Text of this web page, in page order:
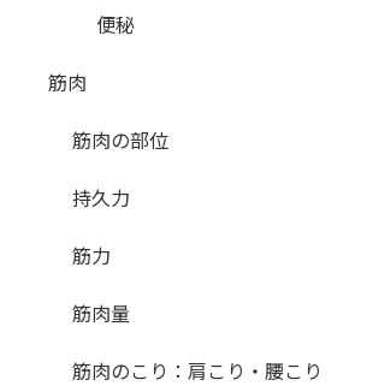
便秘
筋肉
筋肉の部位
持久力
筋力
筋肉量
筋肉のこり：肩こり・腰こり